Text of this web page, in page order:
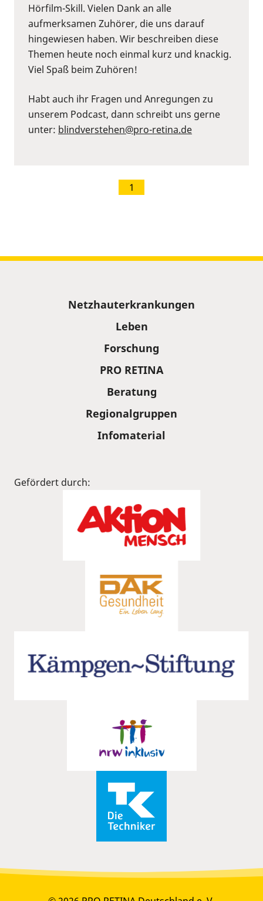
Hörfilm-Skill. Vielen Dank an alle
aufmerksamen Zuhörer, die uns darauf
hingewiesen haben. Wir beschreiben diese
Themen heute noch einmal kurz und knackig.
Viel Spaß beim Zuhören!
Habt auch ihr Fragen und Anregungen zu
unserem Podcast, dann schreibt uns gerne
unter: ⁠blindverstehen@pro-retina.de
1
Netzhauterkrankungen
Leben
Forschung
PRO RETINA
Beratung
Regionalgruppen
Infomaterial
Gefördert durch: